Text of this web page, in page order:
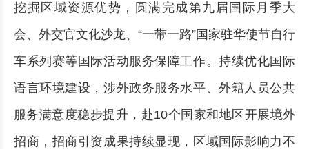
挖掘区域资源优势，圆满完成第九届国际月季大
会、外交官文化沙龙、“一带一路”国家驻华使节自行
车系列赛等国际活动服务保障工作。持续优化国际
语言环境建设，涉外政务服务水平、外籍人员公共
服务满意度稳步提升，赴10个国家和地区开展境外
招商，招商引资成果持续显现，区域国际影响力不